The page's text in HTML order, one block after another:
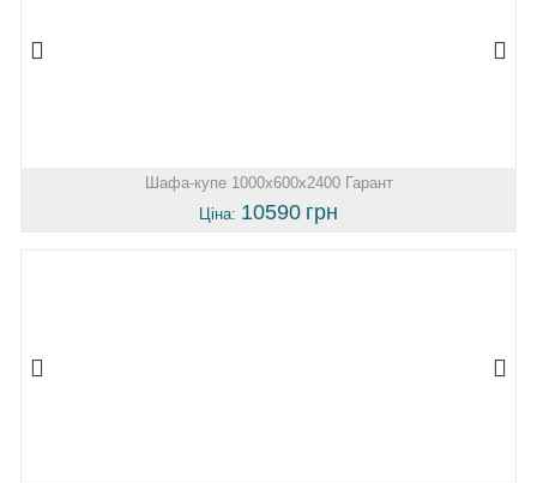
Шафа-купе 1000х600х2400 Гарант
Ціна: 10590 грн